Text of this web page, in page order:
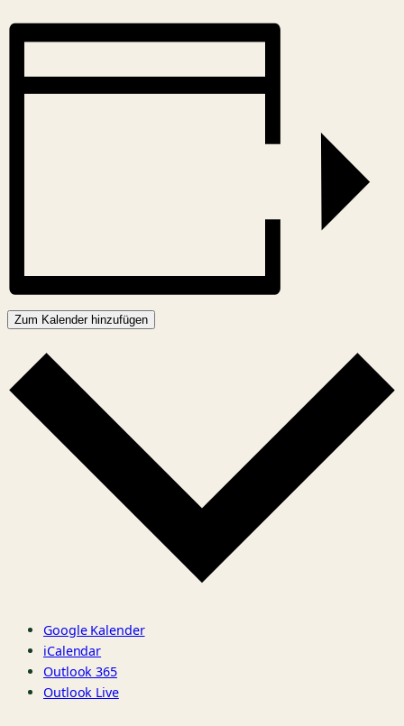
Zum Kalender hinzufügen
Google Kalender
iCalendar
Outlook 365
Outlook Live